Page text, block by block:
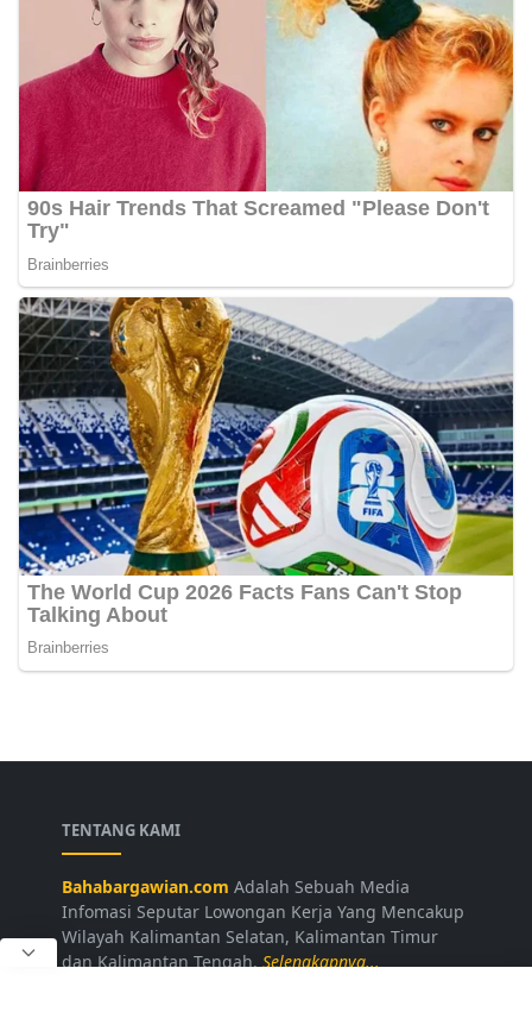
TENTANG KAMI
Bahabargawian.com Adalah Sebuah Media
Infomasi Seputar Lowongan Kerja Yang Mencakup
Wilayah Kalimantan Selatan, Kalimantan Timur
dan Kalimantan Tengah.Selengkapnya...